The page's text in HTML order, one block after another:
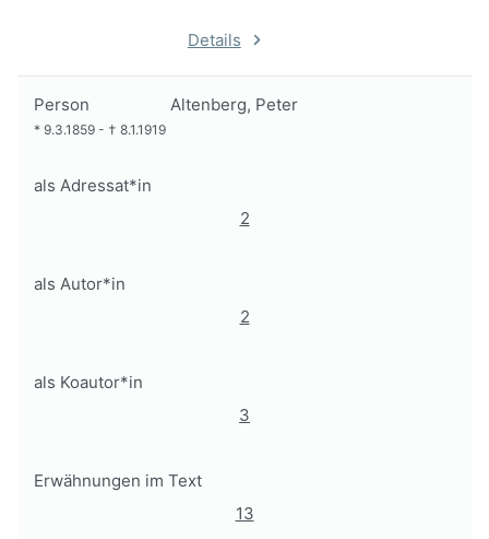
Details
Person Altenberg, Peter
* 9.3.1859 - † 8.1.1919
als Adressat*in
2
als Autor*in
2
als Koautor*in
3
Erwähnungen im Text
13